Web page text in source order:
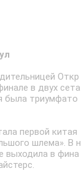
Откр
в двух сета
была триумфато
первой китая
шлема». В н
выходила в фина